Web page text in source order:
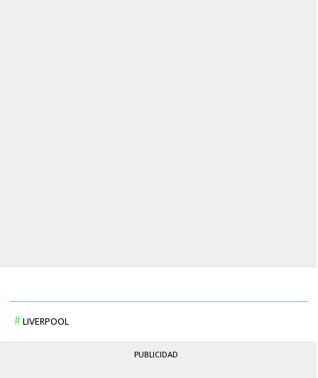
LIVERPOOL
PUBLICIDAD